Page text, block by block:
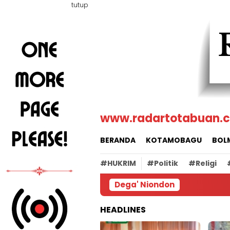
tutup
BERANDA KOTAMOBAGU
#HUKRIM #Politik #Religi
Dega' Niondon
HEADLINES